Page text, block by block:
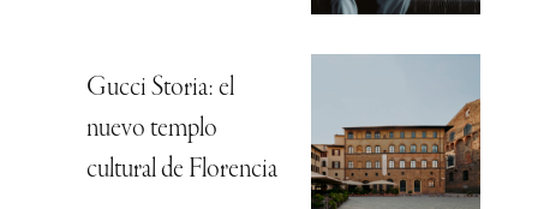
Gucci Storia: el
nuevo templo
cultural de Florencia